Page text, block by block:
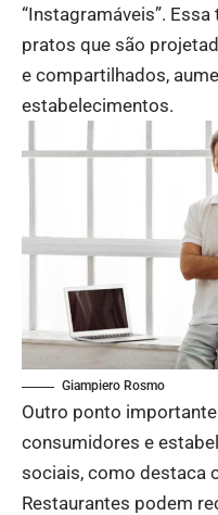
“Instagramáveis”.
pratos que são
e compartilhados,
estabelecimentos.
Giampiero Rosmo
Outro ponto
consumidores e
sociais, como destaca
Restaurantes podem